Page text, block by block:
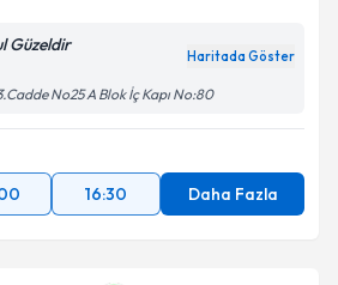
Güzeldir
Haritada Göster
No25 A Blok İç Kapı No:80
16:30 Daha Fazla